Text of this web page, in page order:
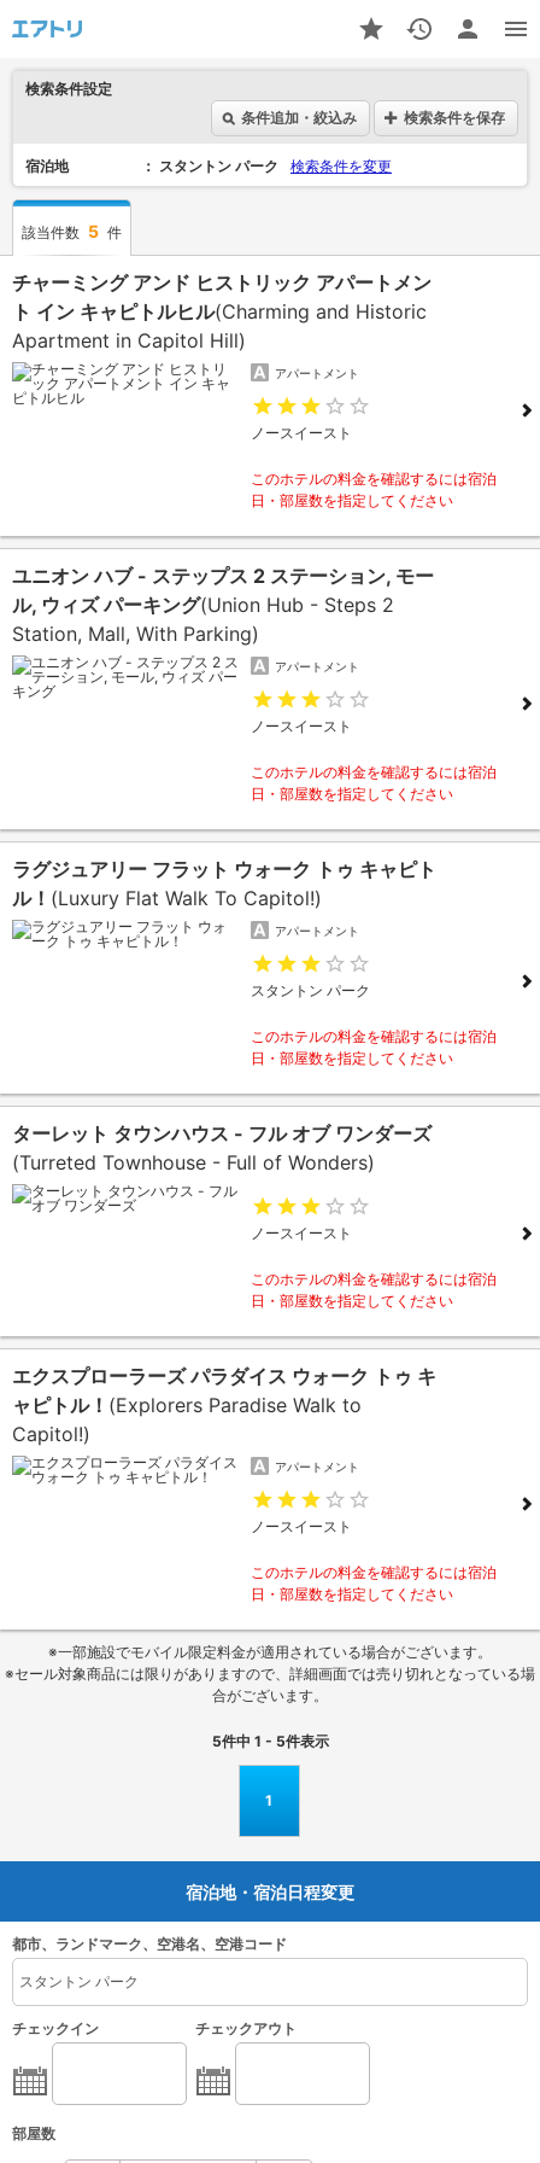
検索条件設定
条件追加・絞込み
検索条件を保存
宿泊地 スタントン パーク 検索条件を変更
該当件数 5 件
チャーミング アンド ヒストリック アパートメン
ト イン キャピトルヒル(Charming and Historic
Apartment in Capitol Hill)
アパートメント
ノースイースト
このホテルの料金を確認するには宿泊
日・部屋数を指定してください
ユニオン ハブ - ステップス 2 ステーション, モー
ル, ウィズ パーキング(Union Hub - Steps 2
Station, Mall, With Parking)
アパートメント
ノースイースト
このホテルの料金を確認するには宿泊
日・部屋数を指定してください
ラグジュアリー フラット ウォーク トゥ キャピト
ル！ (Luxury Flat Walk To Capitol!)
アパートメント
スタントン パーク
このホテルの料金を確認するには宿泊
日・部屋数を指定してください
ターレット タウンハウス - フル オブ ワンダーズ
(Turreted Townhouse - Full of Wonders)
ノースイースト
このホテルの料金を確認するには宿泊
日・部屋数を指定してください
エクスプローラーズ パラダイス ウォーク トゥ キ
ャピトル！ (Explorers Paradise Walk to
Capitol!)
アパートメント
ノースイースト
このホテルの料金を確認するには宿泊
日・部屋数を指定してください
※一部施設でモバイル限定料金が適用されている場合がございます。
※セール対象商品には限りがありますので、詳細画面では売り切れとなっている場
合がございます。
5件中 1 - 5件表示
1
宿泊地・宿泊日程変更
都市、ランドマーク、空港名、空港コード
チェックイン チェックアウト
部屋数